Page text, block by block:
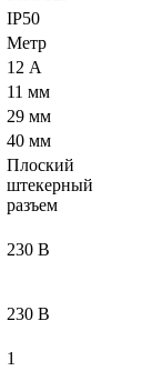
IP50
Метр
12 А
11 мм
29 мм
40 мм
Плоский
штекерный
разъем
230 В
230 В
1